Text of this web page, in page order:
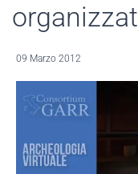
09 Marzo 2012